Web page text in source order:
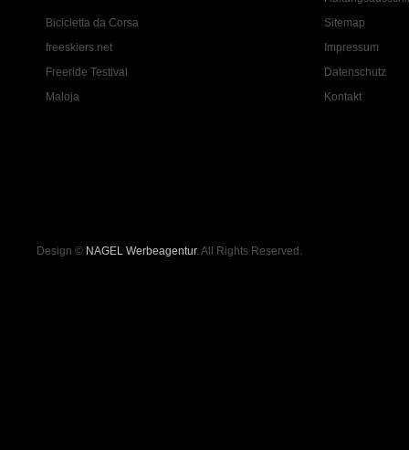
Bicicletta da Corsa
freeskiers.net
Freeride Testival
Maloja
Sitemap
Impressum
Datenschutz
Kontakt
Design © NAGEL Werbeagentur. All Rights Reserved.